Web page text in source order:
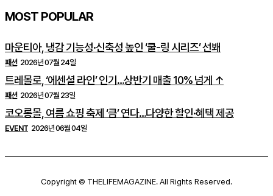
MOST POPULAR
마운티아, 냉감 기능성·신축성 높인 ‘쿨-링 시리즈’ 선봬
패션 2026년 07월 24일
트레몰로, ‘에센셜 라인’ 인기…상반기 매출 10% 넘게 ↑
패션 2026년 07월 23일
코오롱몰, 여름 쇼핑 축제 ‘큼’ 연다…다양한 할인·혜택 제공
EVENT 2026년 06월 04일
Copyright © THELIFEMAGAZINE. All Rights Reserved.